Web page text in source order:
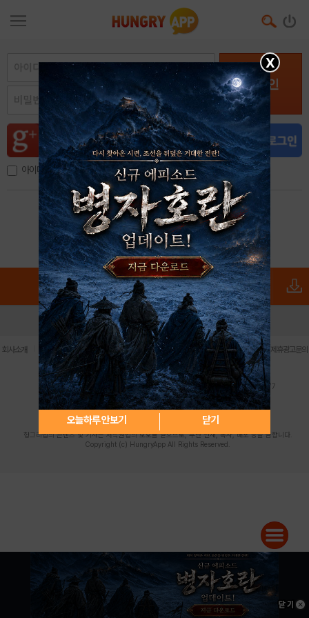
로그인
아이디, 이메일 저장
아이디 / 비밀번호 찾기 회원가입
X
오늘하루 안보기 닫기
로그인 PC버전 전체앱
회사소개 이용약관 | 개인정보 처리방침 | 청소년 보호정책 | 불법촬영물 신고센터 | 제휴광고문의
사업자등록번호:119-86-61101 (주)스마트나우 대표이사:송현두
주소: 서울시 금천구 가산디지털1로 171 연락처:063-284-8635 팩스:02-6265-0377
청소년보호책임자:김동욱desk@hungryapp.co.kr
등록번호:서울아02322 | 등록일자:2016년4월25일
발행인:(주)스마트나우 송현두 | 편집인:김동욱
헝그리앱의 콘텐츠 및 기사는 저작권법의 보호를 받으므로, 무단 전재, 복사, 배포 등을 금합니다.
Copyright (c) HungryApp All Rights Reserved.